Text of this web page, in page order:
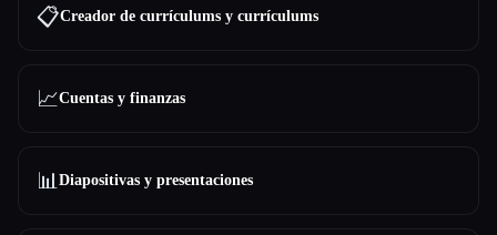
📋Creador de currículums y currículums
📈Cuentas y finanzas
📊 Diapositivas y presentaciones